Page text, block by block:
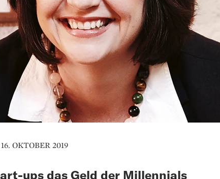
16. OKTOBER 2019
ups das Geld der Millennials